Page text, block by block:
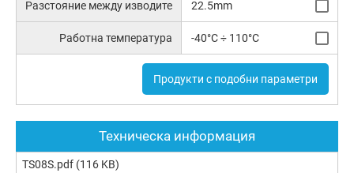
Разстояние между изводите 22.5mm
Работна температура -40°C ÷ 110°C
Продукти с подобни параметри
Техническа информация
TS08S.pdf (116 KB)